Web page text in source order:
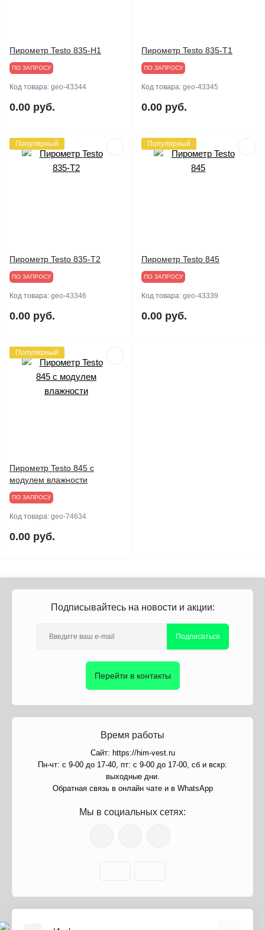
Пирометр Testo 835-H1
ПО ЗАПРОСУ
Код товара: geo-43344
0.00 руб.
Пирометр Testo 835-T1
ПО ЗАПРОСУ
Код товара: geo-43345
0.00 руб.
Популярный
Пирометр Testo 835-T2
ПО ЗАПРОСУ
Код товара: geo-43346
0.00 руб.
Популярный
Пирометр Testo 845
ПО ЗАПРОСУ
Код товара: geo-43339
0.00 руб.
Популярный
Пирометр Testo 845 с
модулем влажности
ПО ЗАПРОСУ
Код товара: geo-74634
0.00 руб.
Подписывайтесь на новости и акции:
Подписаться
Перейти в контакты
Время работы
Сайт: https://him-vest.ru
Пн-чт: с 9-00 до 17-40, пт: с 9-00 до 17-00, сб и вскр:
выходные дни.
Обратная связь в онлайн чате и в WhatsApp
Мы в социальных сетях: